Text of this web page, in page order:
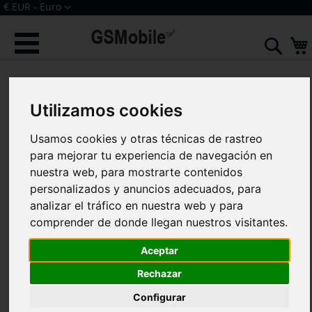
Utilizamos cookies
Usamos cookies y otras técnicas de rastreo
para mejorar tu experiencia de navegación en
nuestra web, para mostrarte contenidos
personalizados y anuncios adecuados, para
analizar el tráfico en nuestra web y para
comprender de donde llegan nuestros visitantes.
Aceptar
Rechazar
Configurar
Ir
al
contenido
Moneda
€ EUR - Euro
al
galería
imágenes